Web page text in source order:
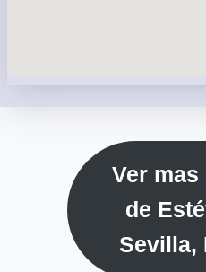
Ver mas
de
Sevilla,